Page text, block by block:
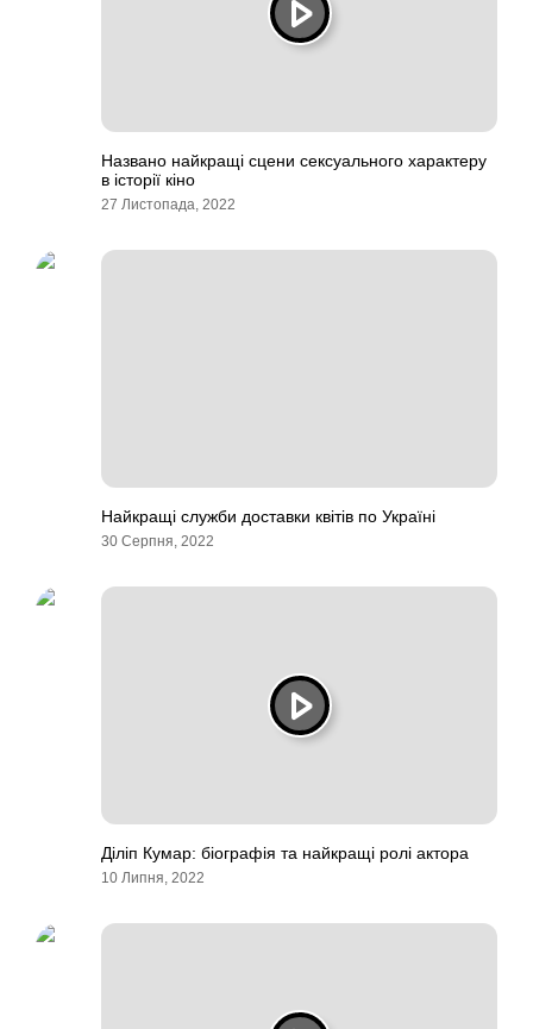
Названо найкращі сцени сексуального характеру
в історії кіно
27 Листопада, 2022
Найкращі служби доставки квітів по Україні
30 Серпня, 2022
Діліп Кумар: біографія та найкращі ролі актора
10 Липня, 2022